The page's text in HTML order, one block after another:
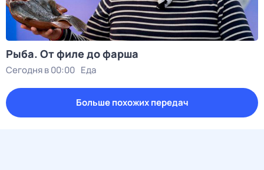
Рыба. От филе до фарша
Сегодня в 00:00 Еда
Больше похожих передач